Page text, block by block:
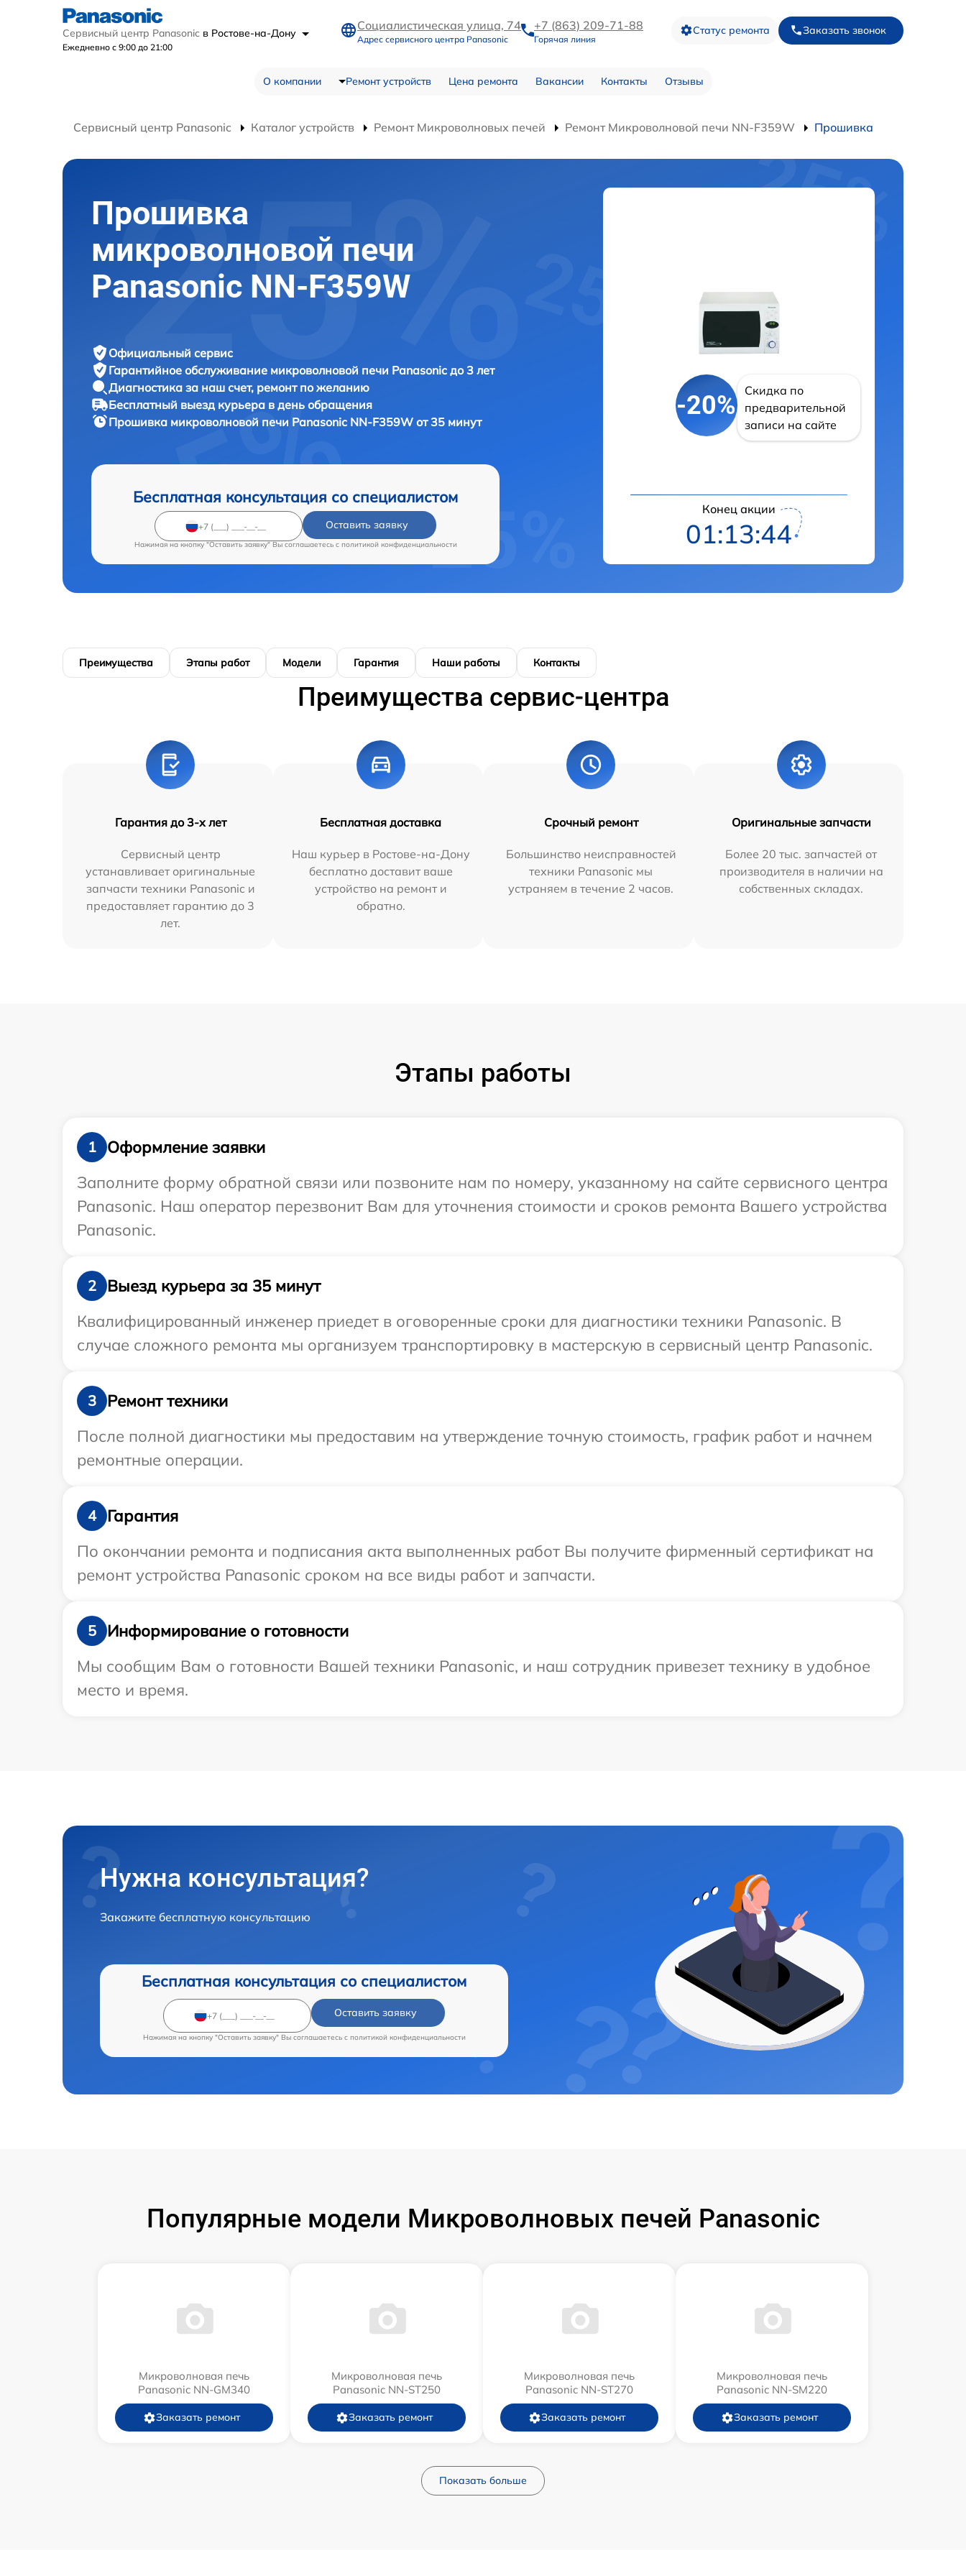
Сервисный центр Panasonic в Ростове-на-Дону
Ежедневно с 9:00 до 21:00
Социалистическая улица, 74
Адрес сервисного центра Panasonic
+7 (863) 209-71-88
Горячая линия
Статус ремонта Заказать звонок
О компании Ремонт устройств Цена ремонта Вакансии Контакты Отзывы
Сервисный центр Panasonic Каталог устройств Ремонт Микроволновых печей Ремонт Микроволновой печи NN-F359W Прошивка
Прошивка
микроволновой печи
Panasonic NN-F359W
Официальный сервис
Гарантийное обслуживание микроволновой печи Panasonic до 3 лет
Диагностика за наш счет, ремонт по желанию
Бесплатный выезд курьера в день обращения
Прошивка микроволновой печи Panasonic NN-F359W от 35 минут
Бесплатная консультация со специалистом
Оставить заявку
Нажимая на кнопку "Оставить заявку" Вы соглашаетесь c политикой конфиденциальности
-20%
Скидка по
предварительной
записи на сайте
Конец акции
01:13:43
Преимущества Этапы работ Модели Гарантия Наши работы Контакты
Преимущества сервис-центра
Гарантия до 3-х лет
Сервисный центр
устанавливает оригинальные
запчасти техники Panasonic и
предоставляет гарантию до 3
лет.
Бесплатная доставка
Наш курьер в Ростове-на-Дону
бесплатно доставит ваше
устройство на ремонт и
обратно.
Срочный ремонт
Большинство неисправностей
техники Panasonic мы
устраняем в течение 2 часов.
Оригинальные запчасти
Более 20 тыс. запчастей от
производителя в наличии на
собственных складах.
Этапы работы
1
Оформление заявки
Заполните форму обратной связи или позвоните нам по номеру, указанному на сайте сервисного центра
Panasonic. Наш оператор перезвонит Вам для уточнения стоимости и сроков ремонта Вашего устройства
Panasonic.
2
Выезд курьера за 35 минут
Квалифицированный инженер приедет в оговоренные сроки для диагностики техники Panasonic. В
случае сложного ремонта мы организуем транспортировку в мастерскую в сервисный центр Panasonic.
3
Ремонт техники
После полной диагностики мы предоставим на утверждение точную стоимость, график работ и начнем
ремонтные операции.
4
Гарантия
По окончании ремонта и подписания акта выполненных работ Вы получите фирменный сертификат на
ремонт устройства Panasonic сроком на все виды работ и запчасти.
5
Информирование о готовности
Мы сообщим Вам о готовности Вашей техники Panasonic, и наш сотрудник привезет технику в удобное
место и время.
Нужна консультация?
Закажите бесплатную консультацию
Бесплатная консультация со специалистом
Оставить заявку
Нажимая на кнопку "Оставить заявку" Вы соглашаетесь c политикой конфиденциальности
Популярные модели Микроволновых печей Panasonic
Микроволновая печь
Panasonic NN-GM340
Заказать ремонт
Микроволновая печь
Panasonic NN-ST250
Заказать ремонт
Микроволновая печь
Panasonic NN-ST270
Заказать ремонт
Микроволновая печь
Panasonic NN-SM220
Заказать ремонт
Показать больше